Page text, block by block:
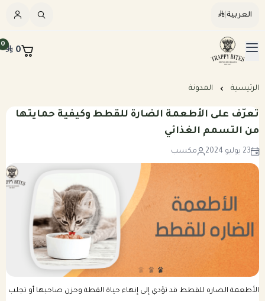
العربية|
Trappybites
0
0
القائمة الرئيسية
الرئيسيه
وجبات طبيعية مطبوخة للكلاب
وجبات طبيعية نيء للكلاب
باقات الرعاية الصحية للكلب
قطط
عرض الكل
وجبات طبيعية مطبوخه للقطط
بكجات التوفير الشهرية للقطط
المرق والمكملات
الرئيسية المدونة
تعرّف على الأطعمة الضارة للقطط وكيفية حمايتها
من التسمم الغذائي
23 يوليو 2024 مكسب
الأطعمة الضاره للقطط قد تؤدي إلى إنهاء حياة القطة وحزن صاحبها أو تجلب